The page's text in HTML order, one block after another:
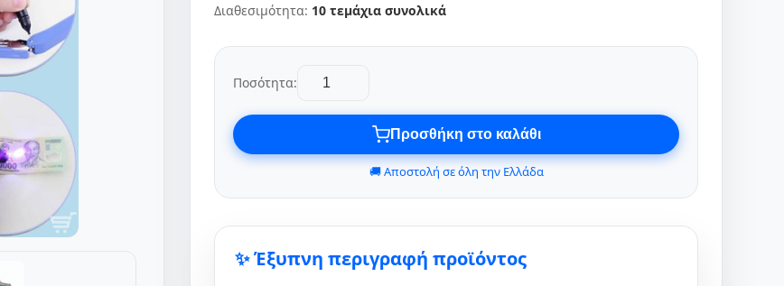
Διαθεσιμότητα: 10 τεμάχια συνολικά
Ποσότητα:
Προσθήκη στο καλάθι
🚚 Αποστολή σε όλη την Ελλάδα
✨ Έξυπνη περιγραφή προϊόντος